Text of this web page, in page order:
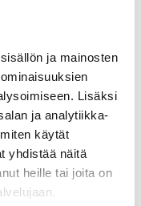
ja mainosten
Lisäksi
ja analytiikka-
käytät
yhdistää näitä
heille tai joita on
kiittää vuoden
Ideapark